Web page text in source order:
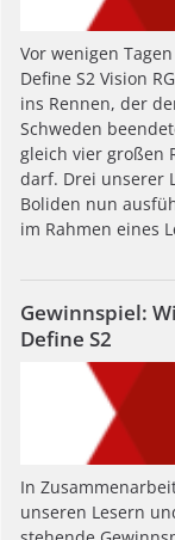
Vor wenigen
Define S2 Vision
ins Rennen, der
Schweden
gleich vier großen
darf. Drei unserer
Boliden nun
im Rahmen eines
Gewinnspiel:
Define S2
In
unseren Lesern